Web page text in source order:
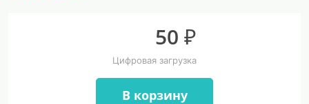
50 ₽
Цифровая загрузка
В корзину